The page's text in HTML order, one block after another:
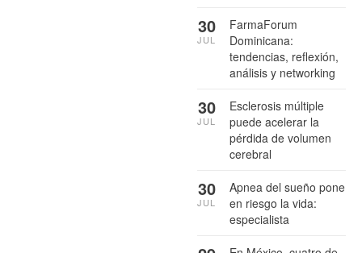
FarmaForum
Dominicana:
tendencias, reflexión,
análisis y networking
30
JUL
Esclerosis múltiple
puede acelerar la
pérdida de volumen
cerebral
30
JUL
Apnea del sueño pone
en riesgo la vida:
especialista
30
JUL